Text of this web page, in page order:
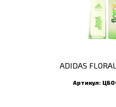
ADIDAS
Артикул: